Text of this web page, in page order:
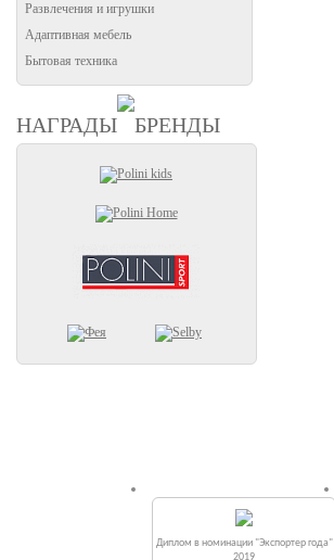
Развлечения и игрушки
Адаптивная мебель
Бытовая техника
НАГРАДЫ БРЕНДЫ
Диплом в номинации "Экспортер года"
2019